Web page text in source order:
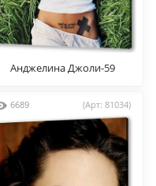
Анджелина Джоли-59
6689 (Арт: 81034)